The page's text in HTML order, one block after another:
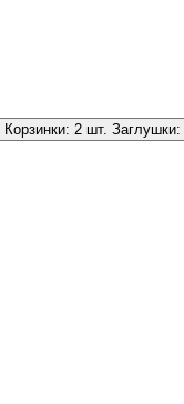
Корзинки: 2 шт. Заглушки: